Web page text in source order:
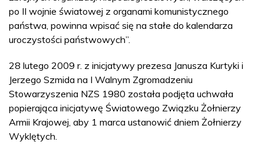
po II wojnie światowej z organami komunistycznego
państwa, powinna wpisać się na stałe do kalendarza
uroczystości państwowych”.
28 lutego 2009 r. z inicjatywy prezesa Janusza Kurtyki i
Jerzego Szmida na I Walnym Zgromadzeniu
Stowarzyszenia NZS 1980 została podjęta uchwała
popierająca inicjatywę Światowego Związku Żołnierzy
Armii Krajowej, aby 1 marca ustanowić dniem Żołnierzy
Wyklętych.